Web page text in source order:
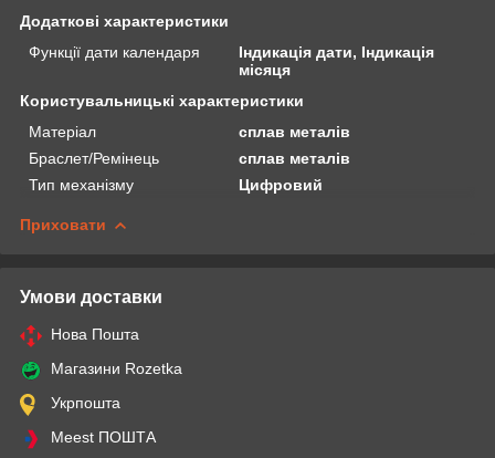
Додаткові характеристики
Функції дати календаря
Індикація дати, Індикація
місяця
Користувальницькі характеристики
Матеріал
сплав металів
Браслет/Ремінець
сплав металів
Тип механізму
Цифровий
Приховати
Умови доставки
Нова Пошта
Магазини Rozetka
Укрпошта
Meest ПОШТА